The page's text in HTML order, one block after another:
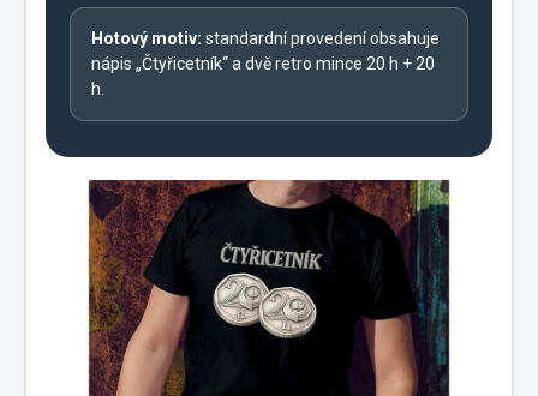
Hotový motiv: standardní provedení obsahuje
nápis „Čtyřicetník“ a dvě retro mince 20 h + 20
h.